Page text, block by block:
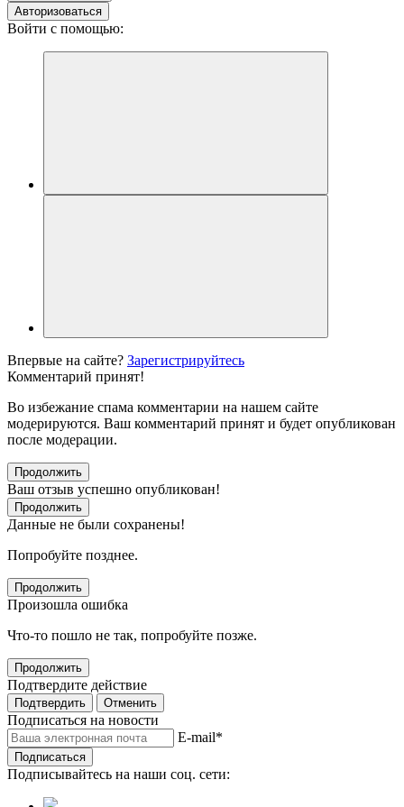
Авторизоваться
Войти с помощью:
Впервые на сайте? Зарегистрируйтесь
Комментарий принят!
Во избежание спама комментарии на нашем сайте
модерируются. Ваш комментарий принят и будет опубликован
после модерации.
Продолжить
Ваш отзыв успешно опубликован!
Продолжить
Данные не были сохранены!
Попробуйте позднее.
Продолжить
Произошла ошибка
Что-то пошло не так, попробуйте позже.
Продолжить
Подтвердите действие
Подтвердить Отменить
Подписаться на новости
E-mail*
Подписаться
Подписывайтесь на наши соц. сети: